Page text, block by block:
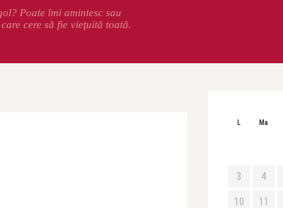
Poate îmi amintesc sau
cere să fie vieţuită toată.
L Ma
3 4
10 11